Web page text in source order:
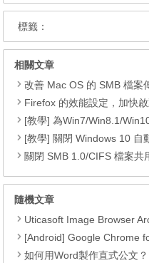
標籤：
相關文章
改善 Mac OS 的 SMB 檔案
Firefox 的效能設定，加快
[教學] 為Win7/Win8.1/Win10
[教學] 關閉 Windows 10 自
關閉 SMB 1.0/CIFS 檔案共
隨機文章
Uticasoft Image Browser
[Android] Google Chrome
如何用Word製作直式公文？